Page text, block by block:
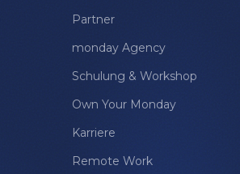
Partner
monday Agency
Schulung & Workshop
Own Your Monday
Karriere
Remote Work